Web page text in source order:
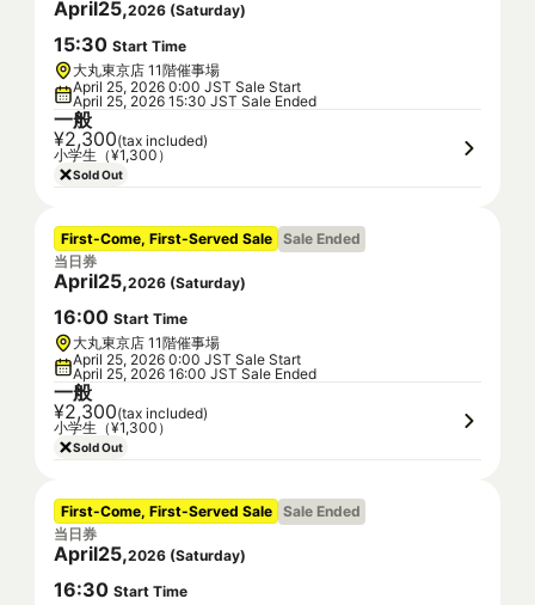
April25,2026 (Saturday)
15:30 Start Time
大丸東京店 11階催事場
April 25, 2026 0:00 JST Sale Start
April 25, 2026 15:30 JST Sale Ended
一般
¥2,300(tax included)
小学生（¥1,300）
Sold Out
First-Come, First-Served Sale Sale Ended
当日券
April25,2026 (Saturday)
16:00 Start Time
大丸東京店 11階催事場
April 25, 2026 0:00 JST Sale Start
April 25, 2026 16:00 JST Sale Ended
一般
¥2,300(tax included)
小学生（¥1,300）
Sold Out
First-Come, First-Served Sale Sale Ended
当日券
April25,2026 (Saturday)
16:30 Start Time